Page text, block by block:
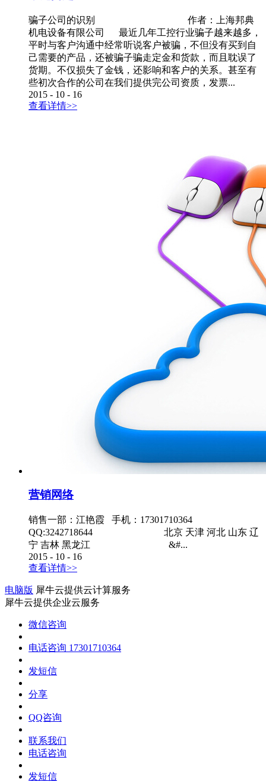
骗子公司的识别 作者：上海邦典
机电设备有限公司 最近几年工控行业骗子越来越多，
平时与客户沟通中经常听说客户被骗，不但没有买到自
己需要的产品，还被骗子骗走定金和货款，而且耽误了
货期。不仅损失了金钱，还影响和客户的关系。甚至有
些初次合作的公司在我们提供完公司资质，发票...
2015 - 10 - 16
查看详情>>
营销网络
销售一部：江艳霞 手机：17301710364
QQ:3242718644 北京 天津 河北 山东 辽
宁 吉林 黑龙江 &#...
2015 - 10 - 16
查看详情>>
电脑版 犀牛云提供云计算服务
犀牛云提供企业云服务
微信咨询
电话咨询 17301710364
发短信
分享
QQ咨询
联系我们
电话咨询
发短信